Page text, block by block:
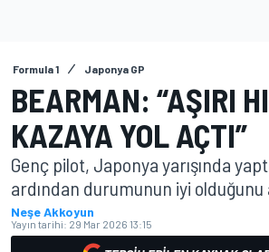
Formula 1 Japonya GP
BEARMAN: “AŞIRI
KAZAYA YOL AÇTI”
Genç pilot, Japonya yarışında
ardından durumunun iyi olduğunu
Neşe Akkoyun
Yayın tarihi: 29 Mar 2026 13:15